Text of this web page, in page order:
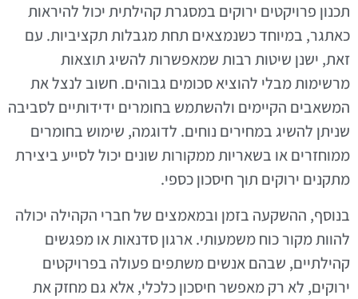
תכנון פרויקטים ירוקים במסגרת קהילתית יכול להיראות
כאתגר, במיוחד כשנמצאים תחת מגבלות תקציביות. עם
זאת, ישנן שיטות רבות שמאפשרות להשיג תוצאות
מרשימות מבלי להוציא סכומים גבוהים. חשוב לנצל את
המשאבים הקיימים ולהשתמש בחומרים ידידותיים לסביבה
שניתן להשיג במחירים נוחים. לדוגמה, שימוש בחומרים
ממוחזרים או בשאריות ממקורות שונים יכול לסייע ביצירת
מתקנים ירוקים תוך חיסכון כספי.
בנוסף, ההשקעה בזמן ובמאמצים של חברי הקהילה יכולה
להוות מקור כוח משמעותי. ארגון סדנאות או מפגשים
קהילתיים, שבהם אנשים משתפים פעולה בפרויקטים
ירוקים, לא רק מאפשר חיסכון כלכלי, אלא גם מחזק את